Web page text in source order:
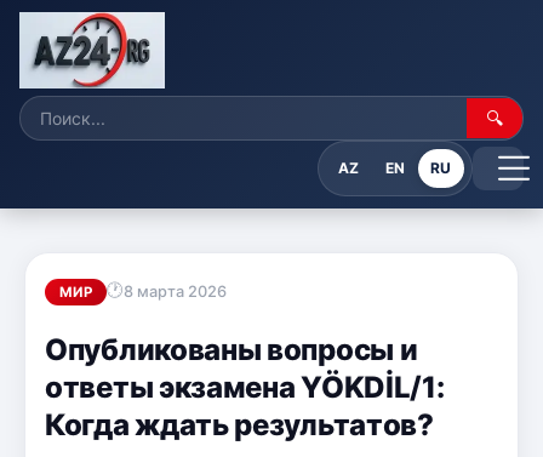
🔍
AZ EN RU
МИР 8 марта 2026
Опубликованы вопросы и
ответы экзамена YÖKDİL/1:
Когда ждать результатов?